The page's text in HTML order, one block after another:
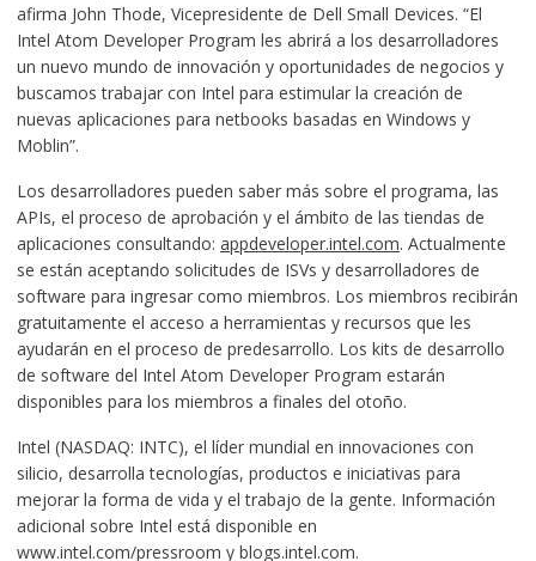
afirma John Thode, Vicepresidente de Dell Small Devices. “El
Intel Atom Developer Program les abrirá a los desarrolladores
un nuevo mundo de innovación y oportunidades de negocios y
buscamos trabajar con Intel para estimular la creación de
nuevas aplicaciones para netbooks basadas en Windows y
Moblin”.
Los desarrolladores pueden saber más sobre el programa, las
APIs, el proceso de aprobación y el ámbito de las tiendas de
aplicaciones consultando: appdeveloper.intel.com. Actualmente
se están aceptando solicitudes de ISVs y desarrolladores de
software para ingresar como miembros. Los miembros recibirán
gratuitamente el acceso a herramientas y recursos que les
ayudarán en el proceso de predesarrollo. Los kits de desarrollo
de software del Intel Atom Developer Program estarán
disponibles para los miembros a finales del otoño.
Intel (NASDAQ: INTC), el líder mundial en innovaciones con
silicio, desarrolla tecnologías, productos e iniciativas para
mejorar la forma de vida y el trabajo de la gente. Información
adicional sobre Intel está disponible en
www.intel.com/pressroom y blogs.intel.com.